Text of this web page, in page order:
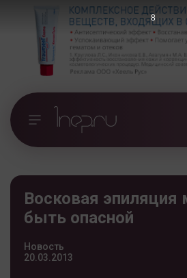
Восковая
быть опасной
Новость
20.03.2013
7